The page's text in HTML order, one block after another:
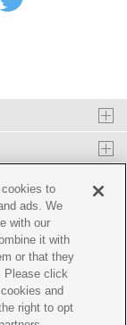
to
ads. We
with our
it with
or that they
Please click
and
right to opt